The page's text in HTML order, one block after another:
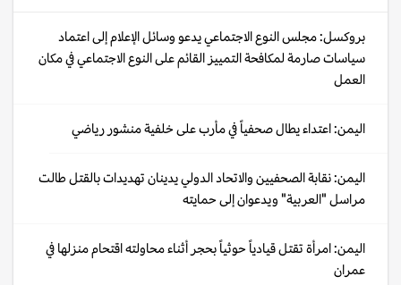
بروكسل: مجلس النوع الاجتماعي يدعو وسائل الإعلام إلى اعتماد
سياسات صارمة لمكافحة التمييز القائم على النوع الاجتماعي في مكان
العمل
اليمن: اعتداء يطال صحفياً في مأرب على خلفية منشور رياضي
اليمن: نقابة الصحفيين والاتحاد الدولي يدينان تهديدات بالقتل طالت
مراسل "العربية" ويدعوان إلى حمايته
اليمن: امرأة تقتل قيادياً حوثياً بحجر أثناء محاولته اقتحام منزلها في
عمران